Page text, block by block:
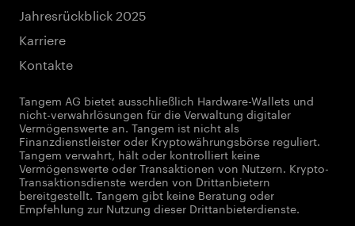
Jahresrückblick 2025
Karriere
Kontakte
Tangem AG bietet ausschließlich Hardware-Wallets und
nicht-verwahrlösungen für die Verwaltung digitaler
Vermögenswerte an. Tangem ist nicht als
Finanzdienstleister oder Kryptowährungsbörse reguliert.
Tangem verwahrt, hält oder kontrolliert keine
Vermögenswerte oder Transaktionen von Nutzern. Krypto-
Transaktionsdienste werden von Drittanbietern
bereitgestellt. Tangem gibt keine Beratung oder
Empfehlung zur Nutzung dieser Drittanbieterdienste.